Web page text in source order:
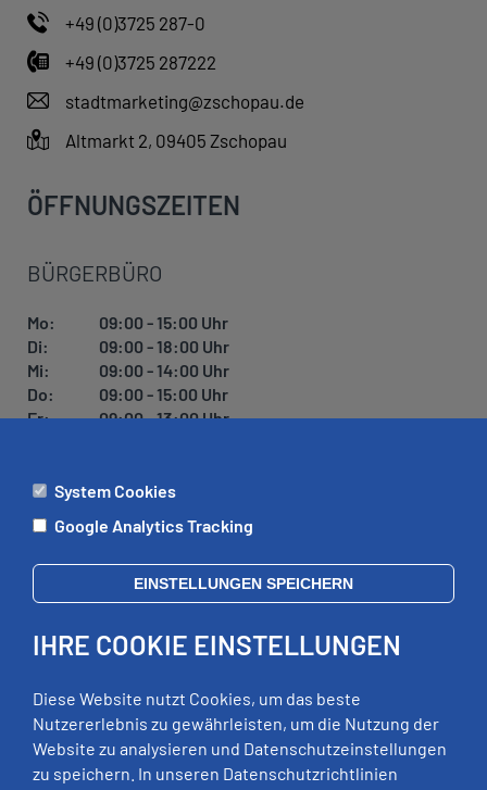
+49 (0)3725 287-0
+49 (0)3725 287222
stadtmarketing@zschopau.de
Altmarkt 2, 09405 Zschopau
ÖFFNUNGSZEITEN
BÜRGERBÜRO
Mo:
09:00 - 15:00 Uhr
Di:
09:00 - 18:00 Uhr
Mi:
09:00 - 14:00 Uhr
Do:
09:00 - 15:00 Uhr
Fr:
09:00 - 13:00 Uhr
ÄMTER
Di:
09:00 - 12:00 Uhr, 13:00 - 18:00 Uhr
Mi:
geschlossen
Fr:
09:00 - 12:00 Uhr
RECHTLICHES
System Cookies
Google Analytics Tracking
EINSTELLUNGEN SPEICHERN
IHRE COOKIE EINSTELLUNGEN
Diese Website nutzt Cookies, um das beste
Nutzererlebnis zu gewährleisten, um die Nutzung der
Website zu analysieren und Datenschutzeinstellungen
zu speichern. In unseren Datenschutzrichtlinien